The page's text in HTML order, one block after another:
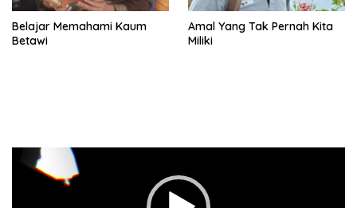
Belajar Memahami Kaum
Betawi
Amal Yang Tak Pernah Kita
Miliki
Pemutar
Video